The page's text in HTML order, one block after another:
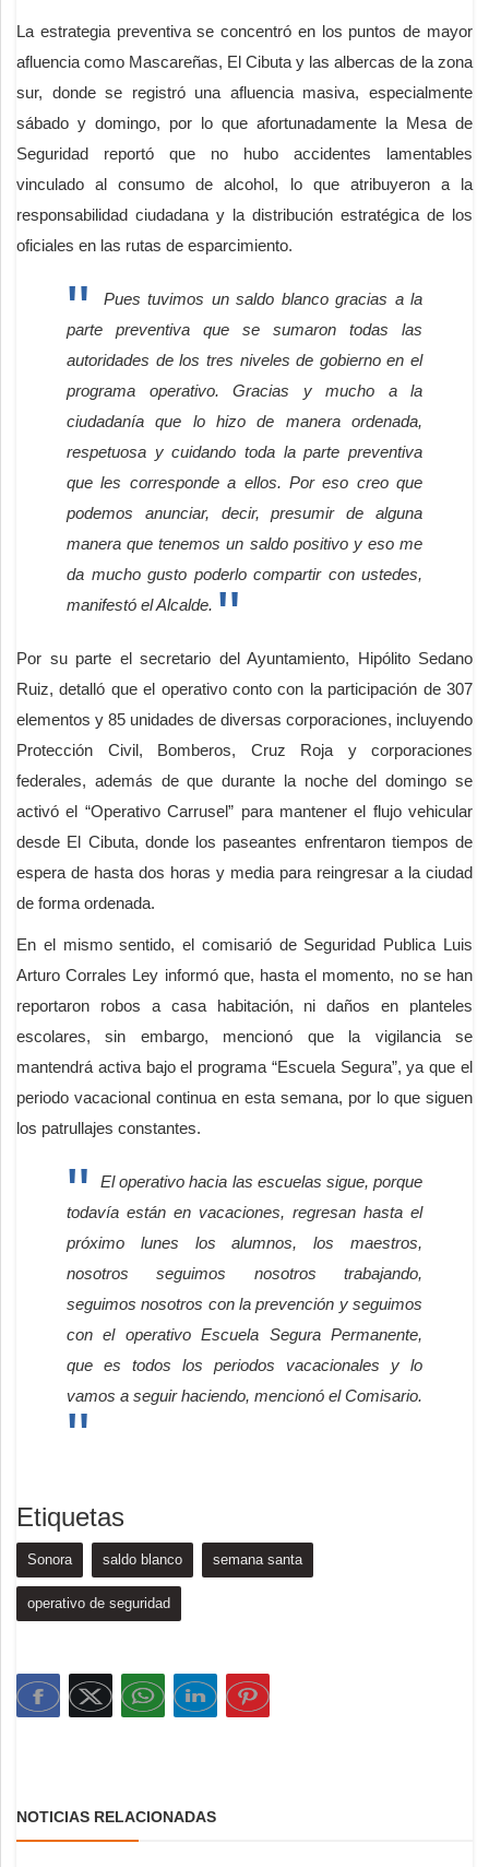
La estrategia preventiva se concentró en los puntos de mayor
afluencia como Mascareñas, El Cibuta y las albercas de la zona
sur, donde se registró una afluencia masiva, especialmente
sábado y domingo, por lo que afortunadamente la Mesa de
Seguridad reportó que no hubo accidentes lamentables
vinculado al consumo de alcohol, lo que atribuyeron a la
responsabilidad ciudadana y la distribución estratégica de los
oficiales en las rutas de esparcimiento.
Pues tuvimos un saldo blanco gracias a la
parte preventiva que se sumaron todas las
autoridades de los tres niveles de gobierno en el
programa operativo. Gracias y mucho a la
ciudadanía que lo hizo de manera ordenada,
respetuosa y cuidando toda la parte preventiva
que les corresponde a ellos. Por eso creo que
podemos anunciar, decir, presumir de alguna
manera que tenemos un saldo positivo y eso me
da mucho gusto poderlo compartir con ustedes,
manifestó el Alcalde.
Por su parte el secretario del Ayuntamiento, Hipólito Sedano
Ruiz, detalló que el operativo conto con la participación de 307
elementos y 85 unidades de diversas corporaciones, incluyendo
Protección Civil, Bomberos, Cruz Roja y corporaciones
federales, además de que durante la noche del domingo se
activó el “Operativo Carrusel” para mantener el flujo vehicular
desde El Cibuta, donde los paseantes enfrentaron tiempos de
espera de hasta dos horas y media para reingresar a la ciudad
de forma ordenada.
En el mismo sentido, el comisarió de Seguridad Publica Luis
Arturo Corrales Ley informó que, hasta el momento, no se han
reportaron robos a casa habitación, ni daños en planteles
escolares, sin embargo, mencionó que la vigilancia se
mantendrá activa bajo el programa “Escuela Segura”, ya que el
periodo vacacional continua en esta semana, por lo que siguen
los patrullajes constantes.
El operativo hacia las escuelas sigue, porque
todavía están en vacaciones, regresan hasta el
próximo lunes los alumnos, los maestros,
nosotros seguimos nosotros trabajando,
seguimos nosotros con la prevención y seguimos
con el operativo Escuela Segura Permanente,
que es todos los periodos vacacionales y lo
vamos a seguir haciendo, mencionó el Comisario.
Etiquetas
Sonora saldo blanco semana santa
operativo de seguridad
NOTICIAS RELACIONADAS